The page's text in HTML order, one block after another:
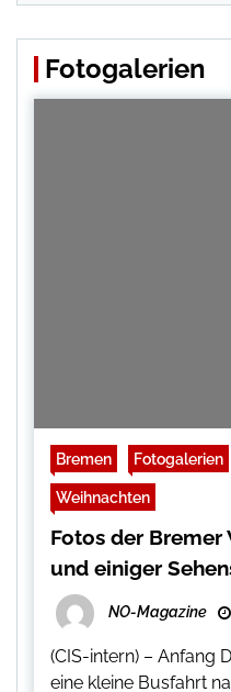
Fotogalerien
Bremen Fotogalerien
Weihnachten
Fotos der
und einiger
NO-Magazine
(CIS-intern) – Anfang
eine kleine Busfahrt